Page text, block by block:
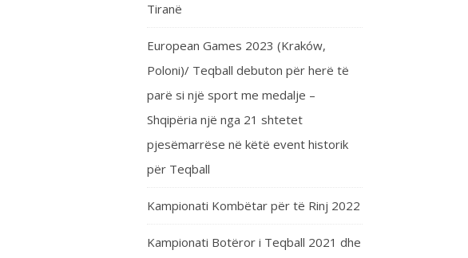
Tiranë
European Games 2023 (Kraków,
Poloni)/ Teqball debuton për herë të
parë si një sport me medalje –
Shqipëria një nga 21 shtetet
pjesëmarrëse në këtë event historik
për Teqball
Kampionati Kombëtar për të Rinj 2022
Kampionati Botëror i Teqball 2021 dhe